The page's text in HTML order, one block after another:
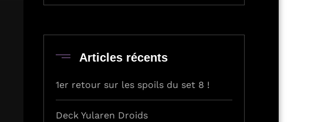
Articles récents
1er retour sur les spoils du set 8 !
Deck Yularen Droids